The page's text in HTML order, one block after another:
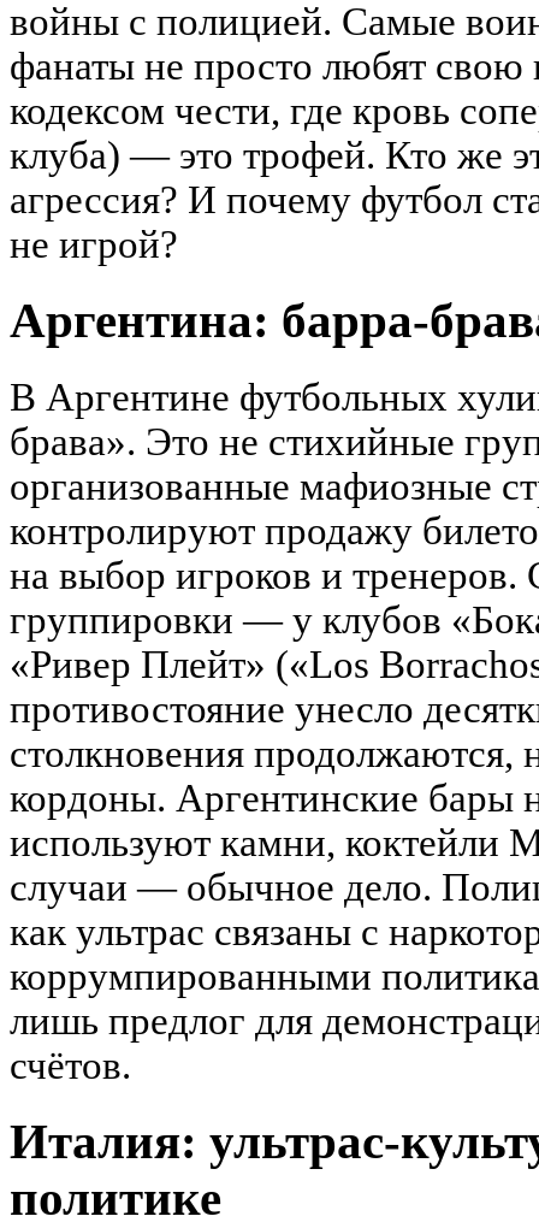
войны с полицией. Самые
фанаты не просто любят
кодексом чести, где кровь
клуба) — это трофей. Кто же
агрессия? И почему футбол
не игрой?
Аргентина: барра-
В Аргентине футбольных
брава». Это не стихийные
организованные мафиозные
контролируют продажу
на выбор игроков и
группировки — у клубов
«Ривер Плейт» («Los
противостояние унесло
столкновения продолжаются,
кордоны. Аргентинские бары
используют камни, коктейли
случаи — обычное дело.
как ультрас связаны с
коррумпированными
лишь предлог для
счётов.
Италия: ультрас-
политике